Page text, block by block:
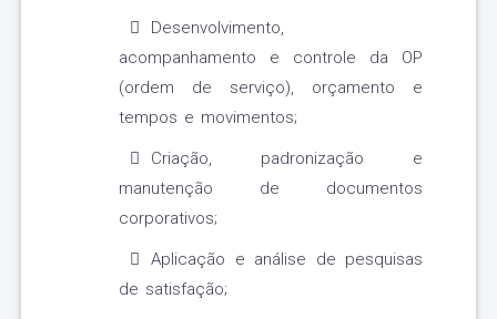
Desenvolvimento,
acompanhamento e controle da OP
(ordem de serviço), orçamento e
tempos e movimentos;
Criação, padronização e
manutenção de documentos
corporativos;
Aplicação e análise de pesquisas
de satisfação;